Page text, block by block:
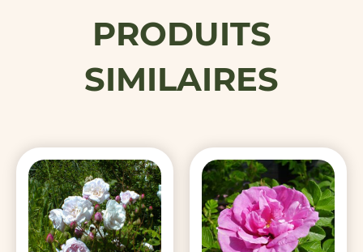
PRODUITS
SIMILAIRES